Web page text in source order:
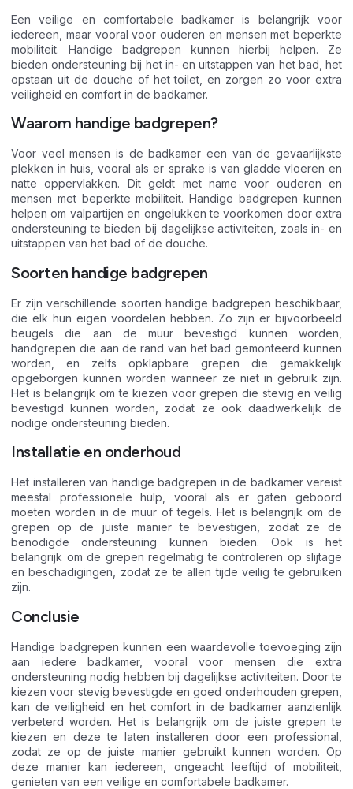
Een veilige en comfortabele badkamer is belangrijk voor
iedereen, maar vooral voor ouderen en mensen met beperkte
mobiliteit. Handige badgrepen kunnen hierbij helpen. Ze
bieden ondersteuning bij het in- en uitstappen van het bad, het
opstaan uit de douche of het toilet, en zorgen zo voor extra
veiligheid en comfort in de badkamer.
Waarom handige badgrepen?
Voor veel mensen is de badkamer een van de gevaarlijkste
plekken in huis, vooral als er sprake is van gladde vloeren en
natte oppervlakken. Dit geldt met name voor ouderen en
mensen met beperkte mobiliteit. Handige badgrepen kunnen
helpen om valpartijen en ongelukken te voorkomen door extra
ondersteuning te bieden bij dagelijkse activiteiten, zoals in- en
uitstappen van het bad of de douche.
Soorten handige badgrepen
Er zijn verschillende soorten handige badgrepen beschikbaar,
die elk hun eigen voordelen hebben. Zo zijn er bijvoorbeeld
beugels die aan de muur bevestigd kunnen worden,
handgrepen die aan de rand van het bad gemonteerd kunnen
worden, en zelfs opklapbare grepen die gemakkelijk
opgeborgen kunnen worden wanneer ze niet in gebruik zijn.
Het is belangrijk om te kiezen voor grepen die stevig en veilig
bevestigd kunnen worden, zodat ze ook daadwerkelijk de
nodige ondersteuning bieden.
Installatie en onderhoud
Het installeren van handige badgrepen in de badkamer vereist
meestal professionele hulp, vooral als er gaten geboord
moeten worden in de muur of tegels. Het is belangrijk om de
grepen op de juiste manier te bevestigen, zodat ze de
benodigde ondersteuning kunnen bieden. Ook is het
belangrijk om de grepen regelmatig te controleren op slijtage
en beschadigingen, zodat ze te allen tijde veilig te gebruiken
zijn.
Conclusie
Handige badgrepen kunnen een waardevolle toevoeging zijn
aan iedere badkamer, vooral voor mensen die extra
ondersteuning nodig hebben bij dagelijkse activiteiten. Door te
kiezen voor stevig bevestigde en goed onderhouden grepen,
kan de veiligheid en het comfort in de badkamer aanzienlijk
verbeterd worden. Het is belangrijk om de juiste grepen te
kiezen en deze te laten installeren door een professional,
zodat ze op de juiste manier gebruikt kunnen worden. Op
deze manier kan iedereen, ongeacht leeftijd of mobiliteit,
genieten van een veilige en comfortabele badkamer.